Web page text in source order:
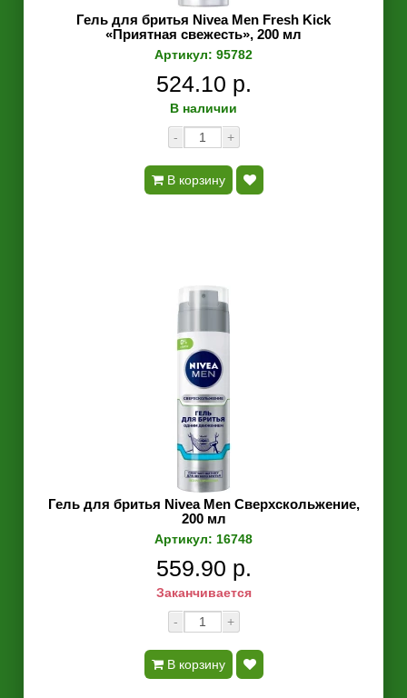
Гель для бритья Nivea Men Fresh Kick
«Приятная свежесть», 200 мл
Артикул: 95782
524.10 р.
В наличии
-
+
В корзину
Гель для бритья Nivea Men Сверхскольжение,
200 мл
Артикул: 16748
559.90 р.
Заканчивается
-
+
В корзину